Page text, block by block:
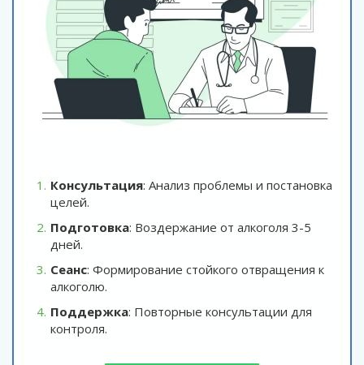
Консультация: Анализ проблемы и постановка
целей.
Подготовка: Воздержание от алкоголя 3-5
дней.
Сеанс: Формирование стойкого отвращения к
алкоголю.
Поддержка: Повторные консультации для
контроля.